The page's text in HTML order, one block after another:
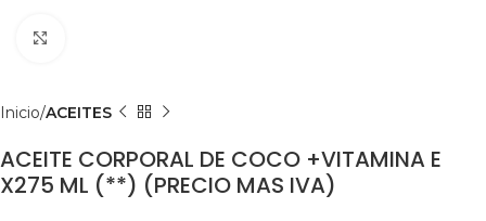
Inicio ACEITES
ACEITE CORPORAL DE COCO +VITAMINA E
X275 ML (**) (PRECIO MAS IVA)